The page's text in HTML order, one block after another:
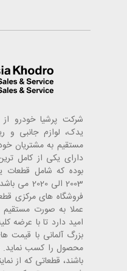
یدک، لوازم جانبی و
مستقیم به مشتریان
دارای یکی از کامل
بوده که شامل قطعات
2003 الی
فروشگاه های مرکزی
عملا به صورت
امید دارد تا با عرضه
بزرگ آلمانی با قیمت
محصول را کسب نماید.
باشند، قطعاتی که از